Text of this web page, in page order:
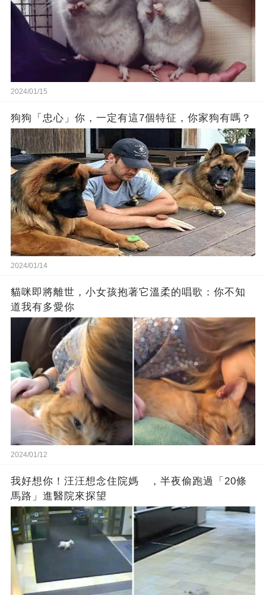
2024/01/15
狗狗「忠心」你，一定有這7個特征，你家狗有嗎？
2024/01/14
貓咪即將離世，小女孩抱著它溫柔的唱歌：你不知
道我有多愛你
2024/01/12
我好想你！汪汪想念住院媽 ，半夜偷跑過「20條
馬路」進醫院來探望